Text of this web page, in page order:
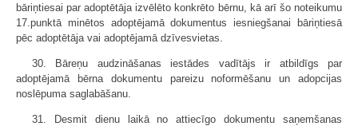
bāriņtiesai par adoptētāja izvēlēto konkrēto bērnu, kā arī šo noteikumu
17.punktā minētos adoptējamā dokumentus iesniegšanai bāriņtiesā
pēc adoptētāja vai adoptējamā dzīvesvietas.
30. Bāreņu audzināšanas iestādes vadītājs ir atbildīgs par
adoptējamā bērna dokumentu pareizu noformēšanu un adopcijas
noslēpuma saglabāšanu.
31. Desmit dienu laikā no attiecīgo dokumentu saņemšanas